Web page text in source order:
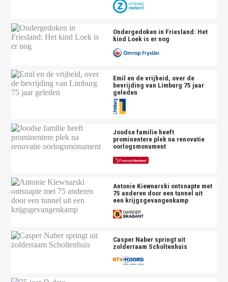
Ondergedoken in Friesland: Het
kind Loek is er nog
Emil en de vrijheid, over de
bevrijding van Limburg 75 jaar
geleden
Joodse familie heeft
prominentere plek na renovatie
oorlogsmonument
Antonie Kiewnarski ontsnapte met
75 anderen door een tunnel uit
een krijgsgevangenkamp
Casper Naber springt uit
zolderraam Scholtenhuis